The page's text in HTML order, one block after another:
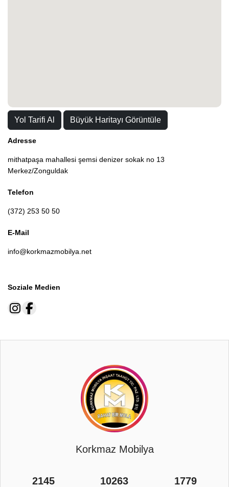
Yol Tarifi Al Büyük Haritayı Görüntüle
Adresse
mithatpaşa mahallesi şemsi denizer sokak no 13
Merkez/Zonguldak
Telefon
(372) 253 50 50
E-Mail
info@korkmazmobilya.net
Soziale Medien
Korkmaz Mobilya
2145 10263 1779